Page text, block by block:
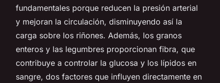
fundamentales porque reducen la presión arterial
y mejoran la circulación, disminuyendo así la
carga sobre los riñones. Además, los granos
enteros y las legumbres proporcionan fibra, que
contribuye a controlar la glucosa y los lípidos en
sangre, dos factores que influyen directamente en